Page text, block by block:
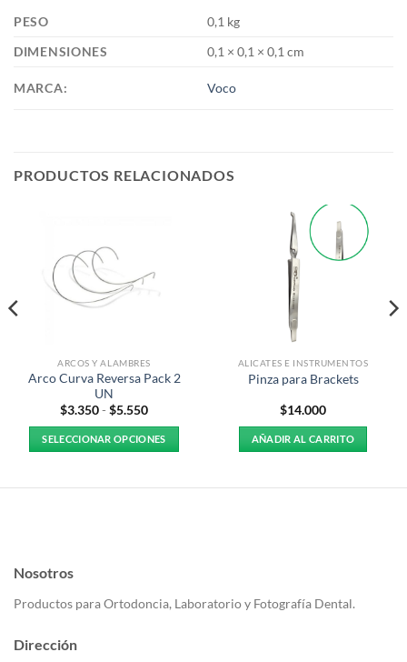
PESO
0,1 kg
DIMENSIONES
0,1 × 0,1 × 0,1 cm
MARCA: Voco
PRODUCTOS RELACIONADOS
ARCOS Y ALAMBRES
Arco Curva Reversa Pack 2
UN
$3.350- $5.550Rango
precios:
desde
$3.350
SELECCIONAR OPCIONES
pueden
ALICATES E INSTRUMENTOS
Pinza para Brackets
$14.000
AÑADIR AL CARRITO
Nosotros
Productos para Ortodoncia, Laboratorio y Fotografía Dental.
Dirección